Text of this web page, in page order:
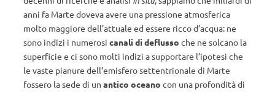
anni fa Marte doveva avere una pressione atmosferica
molto maggiore dell’attuale ed essere ricco d’acqua: ne
sono indizi i numerosi canali di deflusso che ne solcano la
superficie e ci sono molti indizi a supportare l’ipotesi che
le vaste pianure dell’emisfero settentrionale di Marte
fossero la sede di un antico oceano con una profondità di